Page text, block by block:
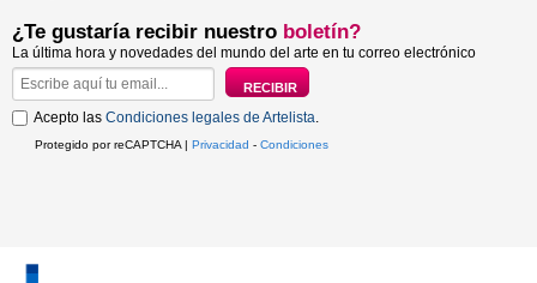
¿Te gustaría recibir nuestro boletín?
La última hora y novedades del mundo del arte en tu correo electrónico
Acepto las Condiciones legales de Artelista
Protegido por reCAPTCHA | Privacidad - Condiciones